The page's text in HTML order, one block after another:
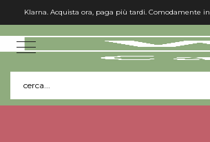
Klarna. Acquista ora, paga più tardi. Comodamente
cerca...